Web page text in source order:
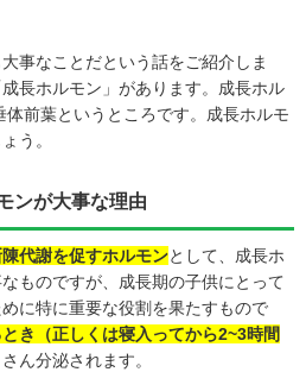
事なことだという話をご紹介しま
長ホルモン」があります。成長ホル
前葉というところです。成長ホルモ
う。
ンが大事な理由
代謝を促すホルモンとして、成長ホ
ものですが、成長期の子供にとって
に特に重要な役割を果たすもので
き（正しくは寝入ってから2~3時間
ん分泌されます。